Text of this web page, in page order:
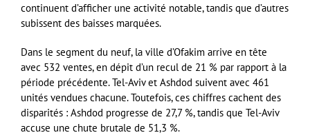
continuent d’afficher une activité notable, tandis que d’autres
subissent des baisses marquées.
Dans le segment du neuf, la ville d’Ofakim arrive en tête
avec 532 ventes, en dépit d’un recul de 21 % par rapport à la
période précédente. Tel-Aviv et Ashdod suivent avec 461
unités vendues chacune. Toutefois, ces chiffres cachent des
disparités : Ashdod progresse de 27,7 %, tandis que Tel-Aviv
accuse une chute brutale de 51,3 %.